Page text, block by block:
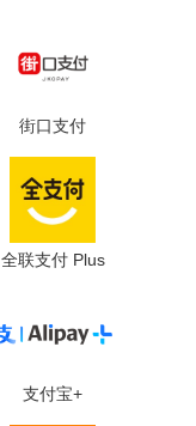
街口支付
全联支付 Plus
支付宝+